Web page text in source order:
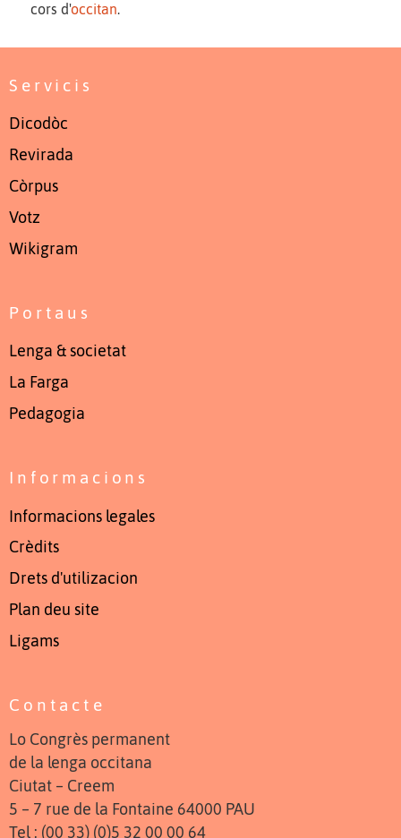
cors d'occitan.
Servicis
Dicodòc
Revirada
Còrpus
Votz
Wikigram
Portaus
Lenga & societat
La Farga
Pedagogia
Informacions
Informacions legales
Crèdits
Drets d'utilizacion
Plan deu site
Ligams
Contacte
Lo Congrès permanent
de la lenga occitana
Ciutat – Creem
5 – 7 rue de la Fontaine 64000 PAU
Tel : (00 33) (0)5 32 00 00 64